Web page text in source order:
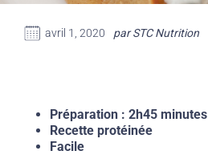
avril 1, 2020 par STC Nutrition
Préparation : 2h45 minutes
Recette protéinée
Facile